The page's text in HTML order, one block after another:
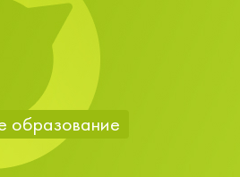
образование